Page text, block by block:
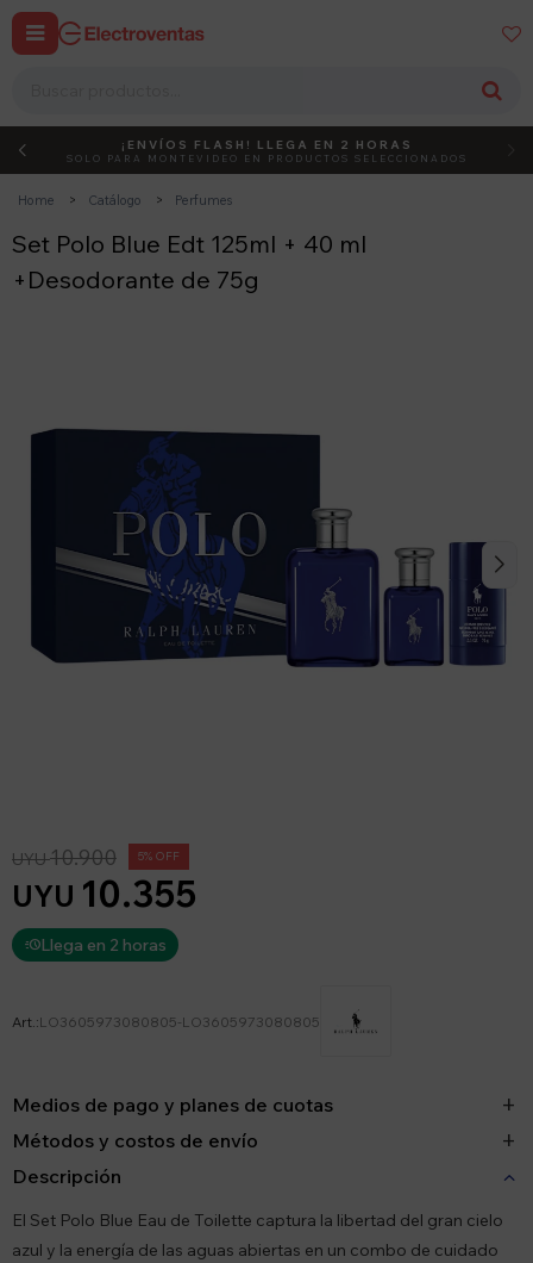
 
DEBUT ACTIVÁ EL CÓDIGO
¡ENVÍOS FLASH! LLEGA EN 2 HORAS
SOLO PARA MONTEVIDEO EN PRODUCTOS SELECCIONADOS
Home Catálogo Perfumes
Set Polo Blue Edt 125ml + 40 ml
+Desodorante de 75g
UYU 10.355
UYU10.900 5
Llega en 2 horas
LO3605973080805-LO3605973080805
Medios de pago y planes de cuotas
Métodos y costos de envío
Descripción
El Set Polo Blue Eau de Toilette captura la libertad del gran cielo
azul y la energía de las aguas abiertas en un combo de cuidado